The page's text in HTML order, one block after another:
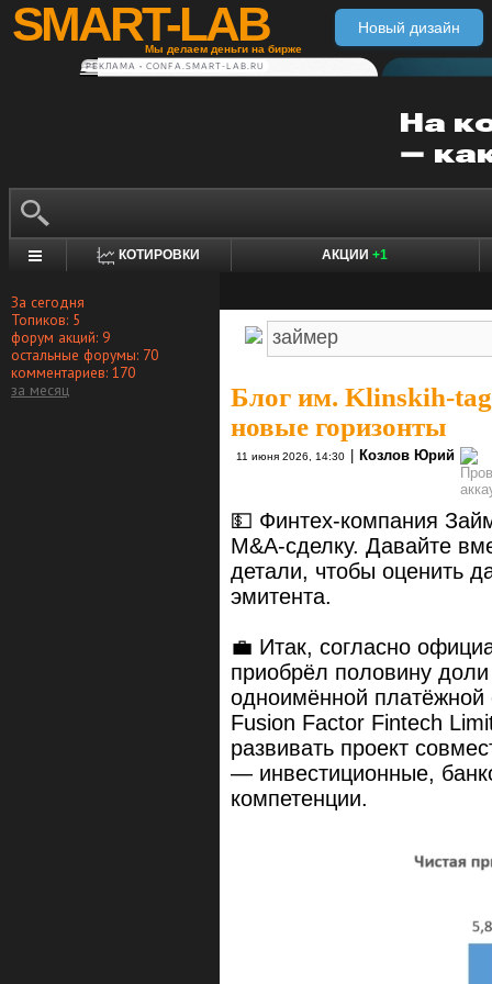
SMART-LAB
Мы делаем деньги на бирже
Новый дизайн
РЕКЛАМА • CONFA.SMART-LAB.RU
КОТИРОВКИ АКЦИИ +1
За сегодня
Топиков: 5
форум акций: 9
остальные форумы: 70
комментариев: 170
за месяц
Блог им. Klinskih-tag
новые горизонты
11 июня 2026, 14:30 Козлов Юрий
💵 Финтех-компания
M&A-сделку. Давайте
детали, чтобы оценить
эмитента.
💼 Итак, согласно
приобрёл половину
одноимённой
Fusion Factor Fintech
развивать проект
— инвестиционные,
компетенции.